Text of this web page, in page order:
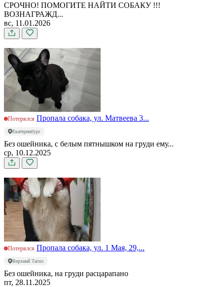
СРОЧНО! ПОМОГИТЕ НАЙТИ СОБАКУ !!!
ВОЗНАГРАЖД...
вс, 11.01.2026
Потерялся Пропала собака, ул. Матвеева 3...
Екатеринбург
Без ошейника, с белым пятнышком на груди ему...
ср, 10.12.2025
Потерялся Пропала собака, ул. 1 Мая, 29,...
Верхний Тагил
Без ошейника, на груди расцарапано
пт, 28.11.2025